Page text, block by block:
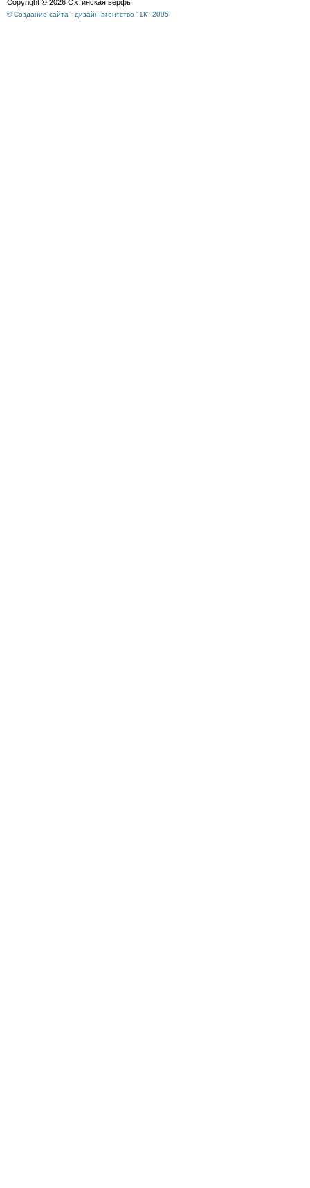
Copyright © 2026 Охтинская верфь
© Создание сайта - дизайн-агентство "1К" 2005